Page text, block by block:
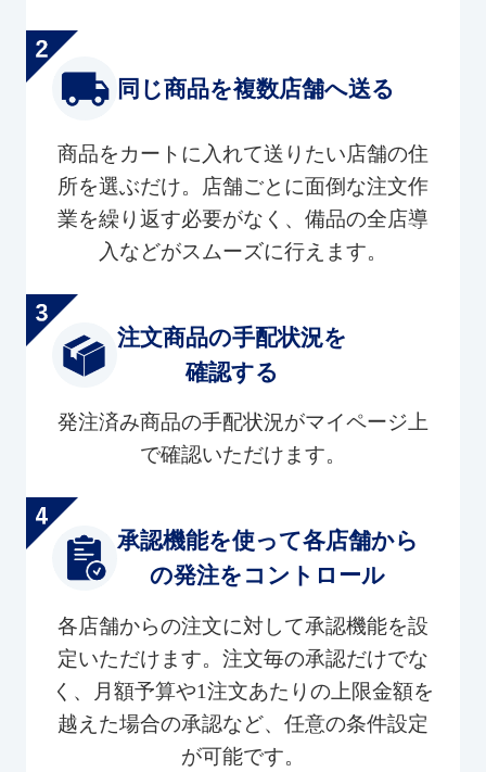
同じ商品を複数店舗へ送る
商品をカートに入れて送りたい店舗の住
所を選ぶだけ。店舗ごとに面倒な注文作
業を繰り返す必要がなく、備品の全店導
入などがスムーズに行えます。
注文商品の手配状況を
確認する
発注済み商品の手配状況がマイページ上
で確認いただけます。
承認機能を使って各店舗から
の発注をコントロール
各店舗からの注文に対して承認機能を設
定いただけます。注文毎の承認だけでな
く、月額予算や1注文あたりの上限金額を
越えた場合の承認など、任意の条件設定
が可能です。